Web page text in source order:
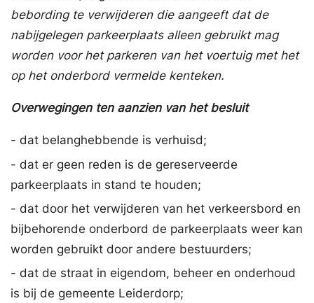
bebording te verwijderen die aangeeft dat de
nabijgelegen parkeerplaats alleen gebruikt mag
worden voor het parkeren van het voertuig met het
op het onderbord vermelde kenteken.
Overwegingen ten aanzien van het besluit
- dat belanghebbende is verhuisd;
- dat er geen reden is de gereserveerde
parkeerplaats in stand te houden;
- dat door het verwijderen van het verkeersbord en
bijbehorende onderbord de parkeerplaats weer kan
worden gebruikt door andere bestuurders;
- dat de straat in eigendom, beheer en onderhoud
is bij de gemeente Leiderdorp;